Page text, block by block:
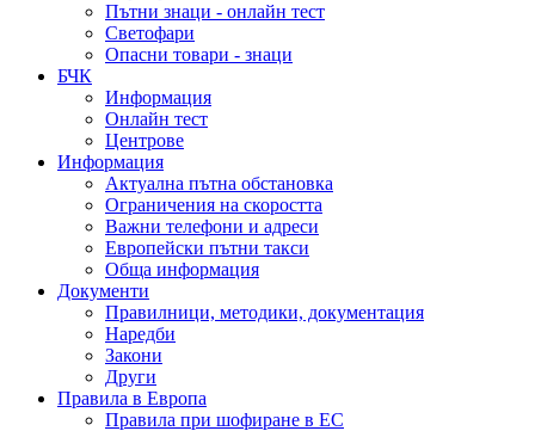
Пътни знаци - онлайн тест
Светофари
Опасни товари - знаци
БЧК
Информация
Онлайн тест
Центрове
Информация
Актуална пътна обстановка
Ограничения на скоростта
Важни телефони и адреси
Европейски пътни такси
Обща информация
Документи
Правилници, методики, документация
Наредби
Закони
Други
Правила в Европа
Правила при шофиране в ЕС